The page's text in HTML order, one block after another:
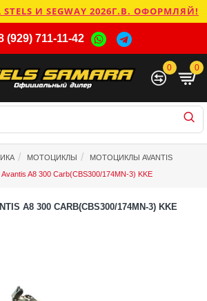
И SEGWAY 2026Г.В. ОФОРМЛЯЙ!
(929) 711-11-42
0 0
МОТОЦИКЛЫ
МОТОЦИКЛЫ AVANTIS
A8 300 Carb(CBS300/174MN-3) KKE
A8 300 CARB(CBS300/174MN-3) KKE